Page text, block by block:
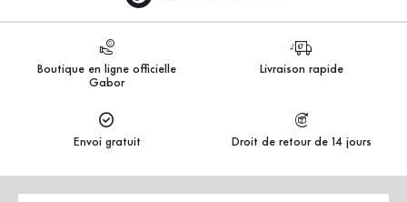
Boutique en ligne officielle
Gabor
Livraison rapide
Envoi gratuit Droit de retour de 14 jours